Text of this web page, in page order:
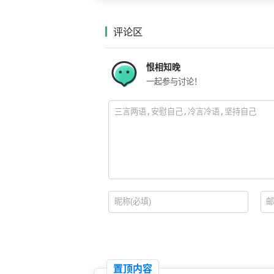
评论区
恨相知晚
一起参与讨论！
置顶内容